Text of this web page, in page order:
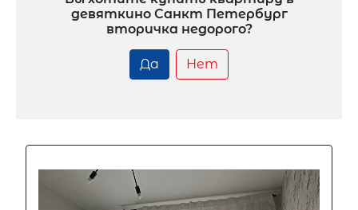
девяткино Санкт Петербург
вторичка недорого?
Да Нет